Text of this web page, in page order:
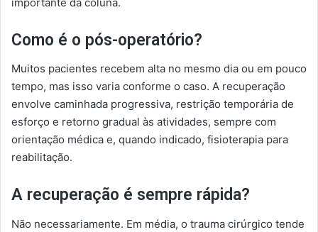
Como é o pós-operatório?
Muitos pacientes recebem alta no mesmo dia ou em pouco
tempo, mas isso varia conforme o caso. A recuperação
envolve caminhada progressiva, restrição temporária de
esforço e retorno gradual às atividades, sempre com
orientação médica e, quando indicado, fisioterapia para
reabilitação.
A recuperação é sempre rápida?
Não necessariamente. Em média, o trauma cirúrgico tende